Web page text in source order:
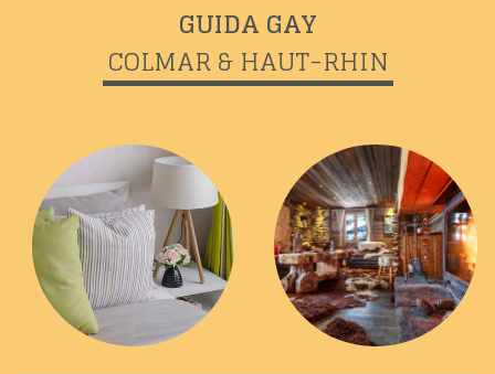
GUIDA GAY
COLMAR & HAUT-RHIN